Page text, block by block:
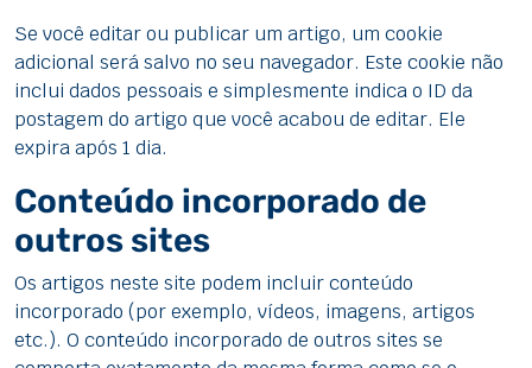
Se você editar ou publicar um artigo, um cookie
adicional será salvo no seu navegador. Este cookie não
inclui dados pessoais e simplesmente indica o ID da
postagem do artigo que você acabou de editar. Ele
expira após 1 dia.
Conteúdo incorporado de
outros sites
Os artigos neste site podem incluir conteúdo
incorporado (por exemplo, vídeos, imagens, artigos
etc.). O conteúdo incorporado de outros sites se